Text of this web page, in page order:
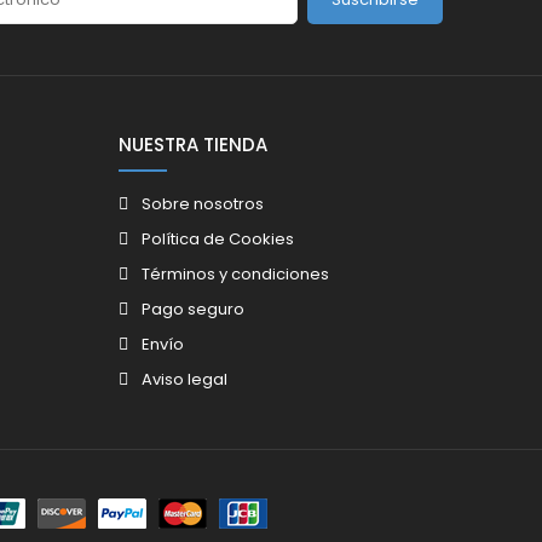
NUESTRA TIENDA
Sobre nosotros
Política de Cookies
Términos y condiciones
Pago seguro
Envío
Aviso legal